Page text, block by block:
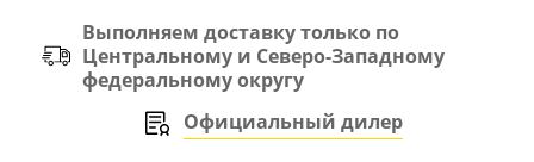
Выполняем доставку только по
Центральному и Северо-Западному
федеральному округу
Официальный дилер